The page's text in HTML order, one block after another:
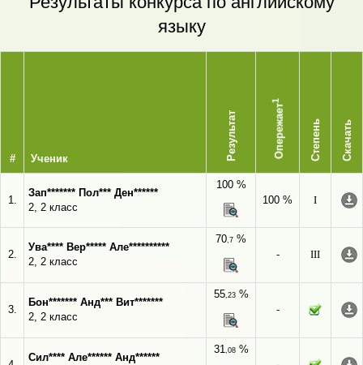
языку
# Ученик Результат Опережает
1
Степень Скачать
1.
Зап******* Пол*** Ден******
2, 2 класс
100 %
100 %
I
2.
Ува**** Вер***** Але**********
2, 2 класс
70,7 %
-
III
3.
Бон******* Анд*** Вит*******
2, 2 класс
55,23%
-
Сил**** Але****** Анд******
31,08%